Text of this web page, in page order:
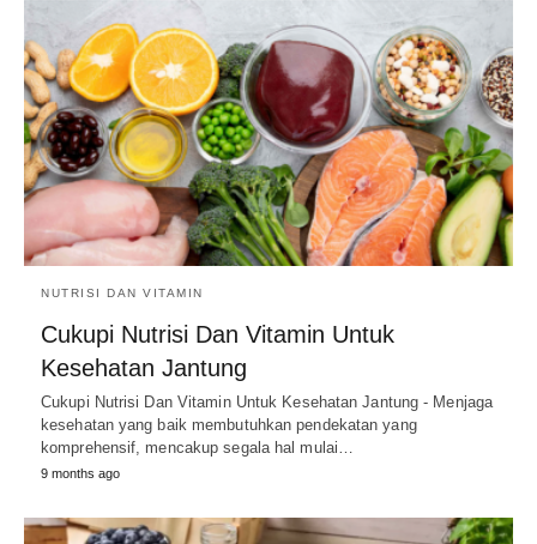
NUTRISI DAN VITAMIN
Cukupi Nutrisi Dan Vitamin Untuk
Kesehatan Jantung
Cukupi Nutrisi Dan Vitamin Untuk Kesehatan Jantung - Menjaga
kesehatan yang baik membutuhkan pendekatan yang
komprehensif, mencakup segala hal mulai…
9 months ago